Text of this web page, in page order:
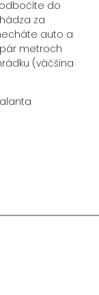
odbočíte do
za
auto a
metroch
(väčšina